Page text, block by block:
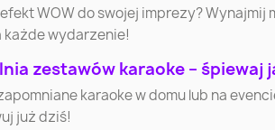
Ełk
WOW do swojej imprezy?
każde wydarzenie!
zestawów karaoke – śpiewaj
karaoke w domu lub na
już dziś!